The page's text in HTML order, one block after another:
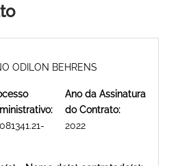
ODILON BEHRENS
Ano da Assinatura
do Contrato:
2022